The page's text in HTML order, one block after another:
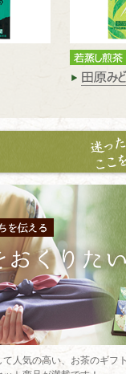
人気の高い、お茶のギフ